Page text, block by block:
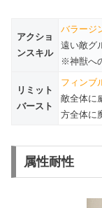
アクショ
ンスキル
バラージ
遠い敵グ
※神獣へ
リミット
バースト
フィンブ
敵全体に
方全体に
属性耐性